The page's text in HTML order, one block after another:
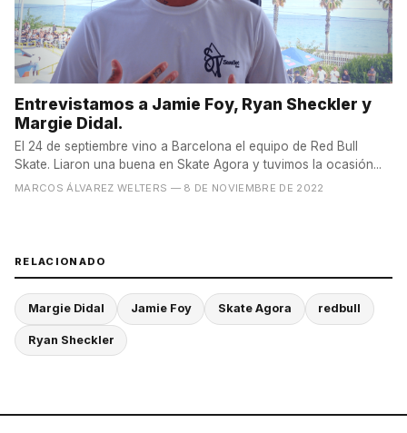
Entrevistamos a Jamie Foy, Ryan Sheckler y
Margie Didal.
El 24 de septiembre vino a Barcelona el equipo de Red Bull
Skate. Liaron una buena en Skate Agora y tuvimos la ocasión...
MARCOS ÁLVAREZ WELTERS — 8 DE NOVIEMBRE DE 2022
RELACIONADO
Margie Didal Jamie Foy Skate Agora redbull
Ryan Sheckler